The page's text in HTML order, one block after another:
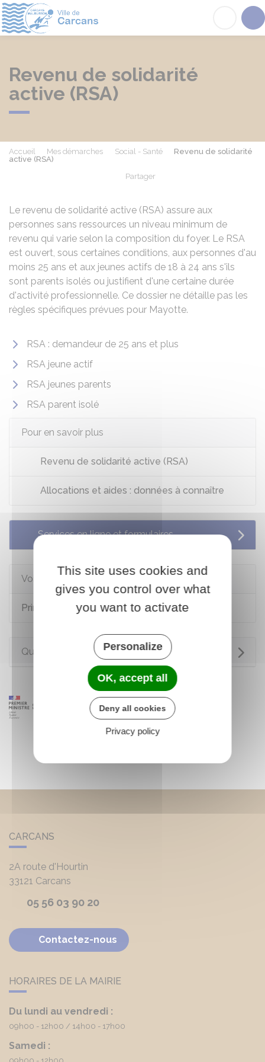
Revenu de solidarité
active (RSA)
Accueil Mes démarches Social - Santé
Revenu de solidarité
active (RSA)
Partager
Le revenu de solidarité active (RSA) assure aux
personnes sans ressources un niveau minimum de
revenu qui varie selon la composition du foyer. Le RSA
est ouvert, sous certaines conditions, aux personnes d'au
moins 25 ans et aux jeunes actifs de 18 à 24 ans s'ils
sont parents isolés ou justifient d'une certaine durée
d'activité professionnelle. Ce dossier ne détaille pas les
règles spécifiques prévues pour Mayotte.
RSA : demandeur de 25 ans et plus
RSA jeune actif
RSA jeunes parents
RSA parent isolé
Pour en savoir plus
Revenu de solidarité active (RSA)
Allocations et aides : données à connaître
Services en ligne et formulaires
Voir aussi
Prime d'activité
Questions ? Réponses !
CARCANS
2A route d'Hourtin
33121 Carcans
05 56 03 90 20
Contactez-nous
HORAIRES DE LA MAIRIE
Du lundi au vendredi :
09h00 - 12h00 14h00 - 17h00
Samedi :
This site uses cookies and
gives you control over what
you want to activate
Personalize
OK, accept all
Deny all cookies
Privacy policy